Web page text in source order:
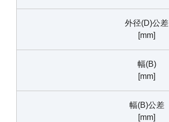
外径(D)公差
[mm]
幅(B)
[mm]
幅(B)公差
[mm]